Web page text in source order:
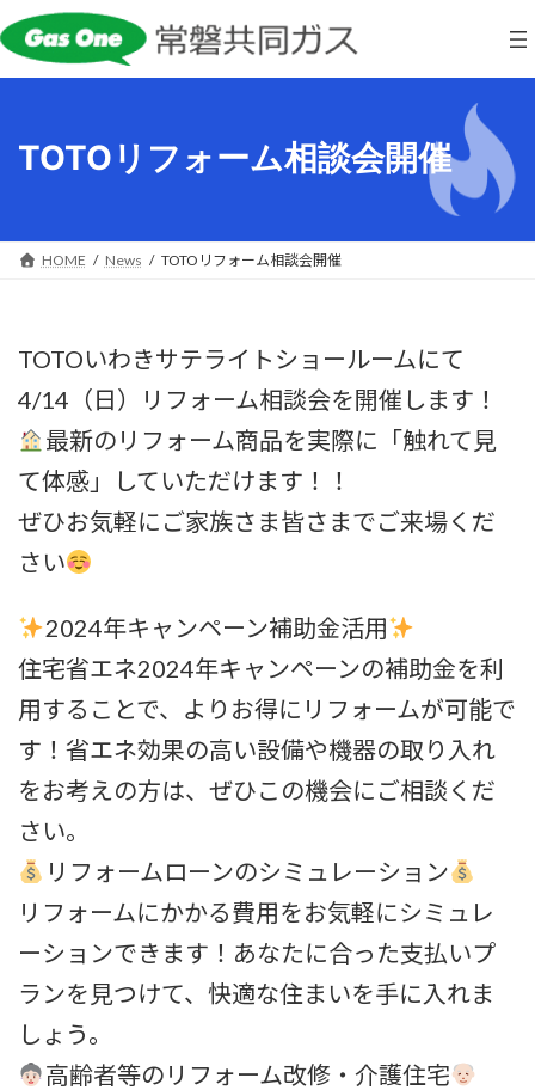
ン
プ
ビ
動
TOTOリフォーム相談会開催
HOME News TOTOリフォーム相談会開催
TOTOいわきサテライトショールームにて
4/14（日）リフォーム相談会を開催します！
最新のリフォーム商品を実際に「触れて見
て体感」していただけます！！
ぜひお気軽にご家族さま皆さまでご来場くだ
さい
2024年キャンペーン補助金活用
住宅省エネ2024年キャンペーンの補助金を利
用することで、よりお得にリフォームが可能で
す！省エネ効果の高い設備や機器の取り入れ
をお考えの方は、ぜひこの機会にご相談くだ
さい。
リフォームローンのシミュレーション
リフォームにかかる費用をお気軽にシミュレ
ーションできます！あなたに合った支払いプ
ランを見つけて、快適な住まいを手に入れま
しょう。
高齢者等のリフォーム改修・介護住宅